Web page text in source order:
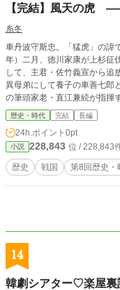
【完結】風天の虎
糸冬
車丹波守斯忠。「猛虎」の諱
年）二月、徳川家康が上杉征
して、主君・佐竹義宣から追放の憂き目に遭う
異母弟にして養子の車善七郎
の筆頭家老・直江兼続が指揮す
は徳川家康の首級ただ一つ。
役目は神指城の普請場での土運びであった……。
的映画の主人公のモデル」と
の物語。
歴史・時代 完結 長編
24h.ポイント 0pt
小説 228,843 位 / 228,843
歴史 戦国 第8回歴史・
14
韓劇シアター♡楽屋裏